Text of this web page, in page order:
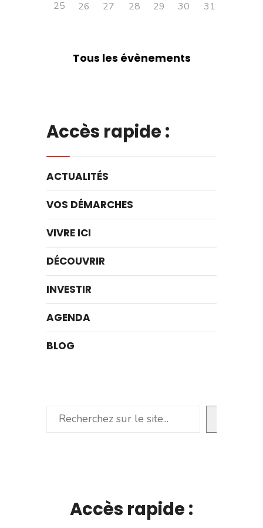
25
26 27 28 29 30 31
Tous les évènements
Accès rapide :
ACTUALITÉS
VOS DÉMARCHES
VIVRE ICI
DÉCOUVRIR
INVESTIR
AGENDA
BLOG
Rechercher
Accès rapide :